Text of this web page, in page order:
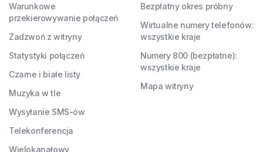
Warunkowe
przekierowywanie połączeń
Zadzwoń z witryny
Statystyki połączeń
Czarne i białe listy
Muzyka w tle
Wysyłanie SMS-ów
Telekonferencja
Wielokanałowy
Bezpłatny okres próbny
Wirtualne numery telefonów:
wszystkie kraje
Numery 800 (bezpłatne):
wszystkie kraje
Mapa witryny